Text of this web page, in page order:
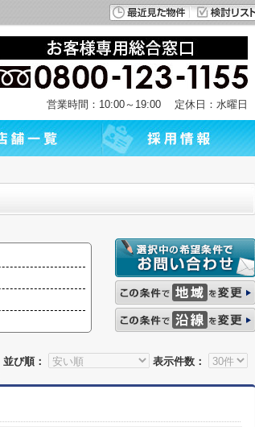
営業時間：10:00～19:00 定休日：水曜日
並び順：
表示件数：